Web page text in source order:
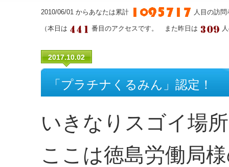
2010/06/01 からあなたは累計 人目の訪
（本日は 番目のアクセスです。 また昨日は
2017.10.02
「プラチナくるみん」認定！
いきなりスゴイ場
ここは徳島労働局